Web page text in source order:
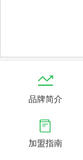

品牌简介

加盟指南